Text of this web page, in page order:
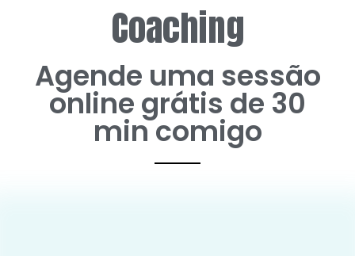
Coaching
Agende uma sessão
online grátis de 30
min comigo